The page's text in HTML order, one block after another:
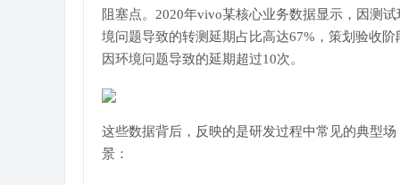
阻塞点。2020年vivo某核心业务数据显示，因测试
境问题导致的转测延期占比高达67%，策划验收阶
因环境问题导致的延期超过10次。
这些数据背后，反映的是研发过程中常见的典型场
景：